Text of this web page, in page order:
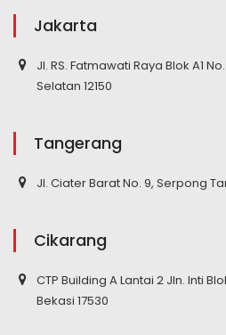
Jakarta
Jl. RS. Fatmawati Raya Blok A1
Selatan 12150
Tangerang
Jl. Ciater Barat No. 9, Serpong
Cikarang
CTP Building A Lantai 2 Jln. Inti
Bekasi 17530